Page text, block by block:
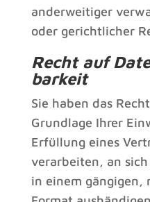
anderweitiger
oder gerichtlicher
Recht auf
barkeit
Sie haben das
Grundlage Ihrer
Erfüllung eines
verarbeiten, an
in einem gängigen,